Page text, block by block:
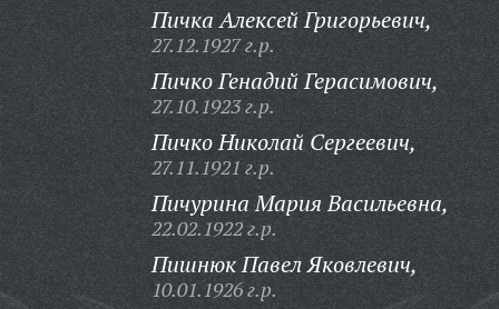
Пичка Алексей Григорьевич,
27.12.1927 г.р.
Пичко Генадий Герасимович,
27.10.1923 г.р.
Пичко Николай Сергеевич,
27.11.1921 г.р.
Пичурина Мария Васильевна,
22.02.1922 г.р.
Пишнюк Павел Яковлевич,
10.01.1926 г.р.